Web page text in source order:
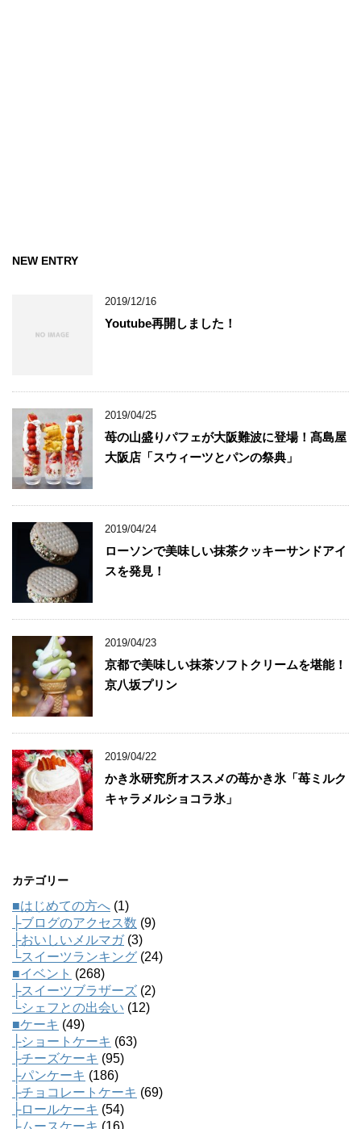
NEW ENTRY
2019/12/16
Youtube再開しました！
2019/04/25
苺の山盛りパフェが大阪難波に登場！髙島屋
大阪店「スウィーツとパンの祭典」
2019/04/24
ローソンで美味しい抹茶クッキーサンドアイ
スを発見！
2019/04/23
京都で美味しい抹茶ソフトクリームを堪能！
京八坂プリン
2019/04/22
かき氷研究所オススメの苺かき氷「苺ミルク
キャラメルショコラ氷」
カテゴリー
■はじめての方へ (1)
├ブログのアクセス数 (9)
├おいしいメルマガ(3)
└スイーツランキング (24)
■イベント (268)
├スイーツブラザーズ (2)
└シェフとの出会い (12)
■ケーキ (49)
├ショートケーキ (63)
├チーズケーキ (95)
├パンケーキ (186)
├チョコレートケーキ (69)
├ロールケーキ (54)
├ムースケーキ (16)